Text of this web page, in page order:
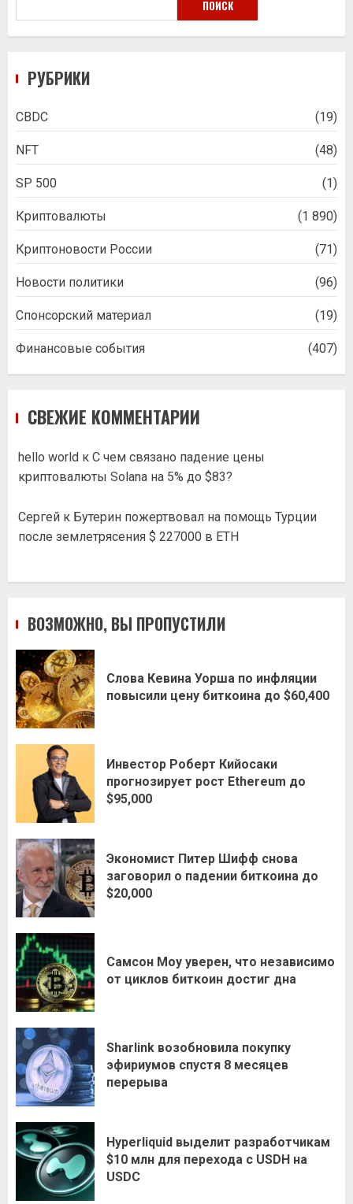
ПОИСК
РУБРИКИ
CBDC (19)
NFT (48)
SP 500 (1)
Криптовалюты (1 890)
Криптоновости России (71)
Новости политики (96)
Спонсорский материал (19)
Финансовые события (407)
СВЕЖИЕ КОММЕНТАРИИ
hello world к С чем связано падение цены
криптовалюты Solana на 5% до $83?
Сергей к Бутерин пожертвовал на помощь Турции
после землетрясения $ 227000 в ETH
ВОЗМОЖНО, ВЫ ПРОПУСТИЛИ
Слова Кевина Уорша по инфляции
повысили цену биткоина до $60,400
Инвестор Роберт Кийосаки
прогнозирует рост Ethereum до
$95,000
Экономист Питер Шифф снова
заговорил о падении биткоина до
$20,000
Самсон Моу уверен, что независимо
от циклов биткоин достиг дна
Sharlink возобновила покупку
эфириумов спустя 8 месяцев
перерыва
Hyperliquid выделит разработчикам
$10 млн для перехода с USDH на
USDC